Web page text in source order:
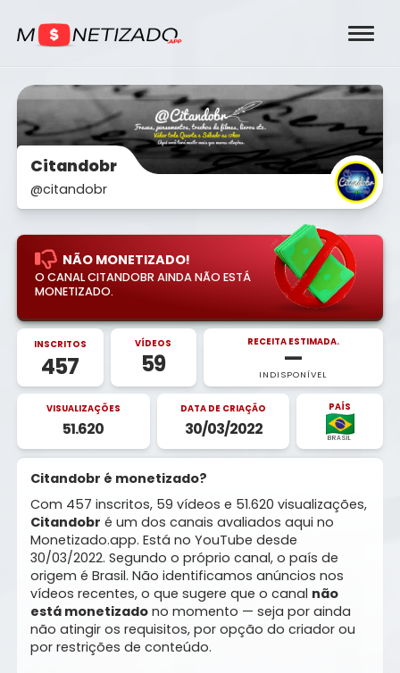
Citandobr
@citandobr
NÃO MONETIZADO!
O CANAL CITANDOBR AINDA NÃO ESTÁ
MONETIZADO.
INSCRITOS
457
VÍDEOS
59
RECEITA ESTIMADA.
—
INDISPONÍVEL
VISUALIZAÇÕES
51.620
DATA DE CRIAÇÃO
30/03/2022
PAÍS
BRASIL
Citandobr é monetizado?
Com 457 inscritos, 59 vídeos e 51.620 visualizações,
Citandobr é um dos canais avaliados aqui no
Monetizado.app. Está no YouTube desde
30/03/2022. Segundo o próprio canal, o país de
origem é Brasil. Não identificamos anúncios nos
vídeos recentes, o que sugere que o canal não
está monetizado no momento — seja por ainda
não atingir os requisitos, por opção do criador ou
por restrições de conteúdo.